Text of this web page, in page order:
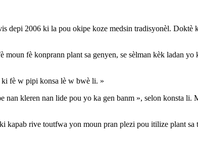
2006 ki la pou okipe koze medsin tradisyonèl. Doktè
fè konprann plant sa genyen, se sèlman kèk ladan yo
ki fè w pipi konsa lè w bwè li. »
nan kleren nan lide pou yo ka gen banm », selon konsta
kapab rive toutfwa yon moun pran plezi pou itilize plant